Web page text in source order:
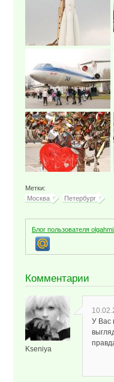
Метки:
Москва
Петербург
Блог пользователя
Комментарии
Kseniya
У Вас